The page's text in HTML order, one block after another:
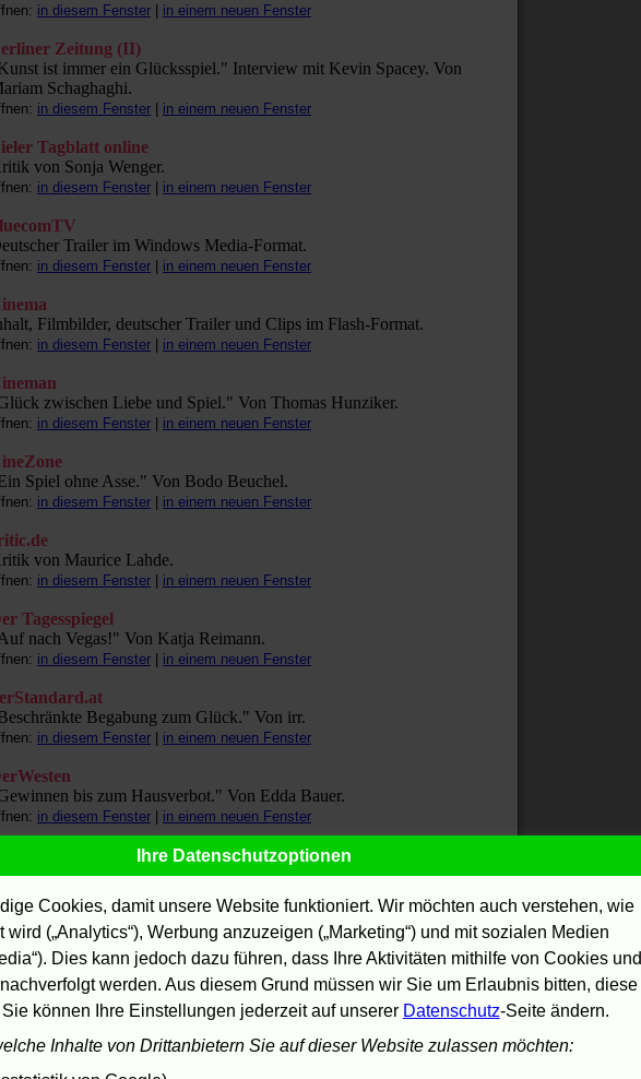
in diesem Fenster in einem neuen Fenster
Zeitung (II)
ist immer ein Glücksspiel." Interview mit Kevin Spacey. Von
Schaghaghi.
in diesem Fenster in einem neuen Fenster
Tagblatt online
von Sonja Wenger.
in diesem Fenster in einem neuen Fenster
Trailer im Windows Media-Format.
in diesem Fenster in einem neuen Fenster
Filmbilder, deutscher Trailer und Clips im Flash-Format.
in diesem Fenster in einem neuen Fenster
zwischen Liebe und Spiel." Von Thomas Hunziker.
in diesem Fenster in einem neuen Fenster
Spiel ohne Asse." Von Bodo Beuchel.
in diesem Fenster in einem neuen Fenster
von Maurice Lahde.
in diesem Fenster in einem neuen Fenster
Tagesspiegel
nach Vegas!" Von Katja Reimann.
in diesem Fenster in einem neuen Fenster
Begabung zum Glück." Von irr.
in diesem Fenster in einem neuen Fenster
bis zum Hausverbot." Von Edda Bauer.
in diesem Fenster in einem neuen Fenster
bis zum Selbstzerfall." Von Hans Jürg Zinsli.
in diesem Fenster in einem neuen Fenster
im Bayerischen Fernsehen
von Ronja Dittrich.
in diesem Fenster in einem neuen Fenster
in diesem Fenster|in einem neuen Fenster
Ihre Datenschutzoptionen
Cookies, damit unsere Website funktioniert. Wir möchten auch verstehen, wie
(„Analytics“), Werbung anzuzeigen („Marketing“) und mit sozialen Medien
Dies kann jedoch dazu führen, dass Ihre Aktivitäten mithilfe von Cookies und
werden. Aus diesem Grund müssen wir Sie um Erlaubnis bitten, diese
können Ihre Einstellungen jederzeit auf unserer Datenschutz-Seite ändern.
Inhalte von Drittanbietern Sie auf dieser Website zulassen möchten: